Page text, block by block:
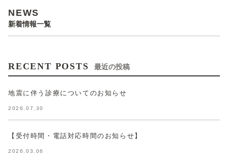
NEWS
新着情報一覧
RECENT POSTS 最近の投稿
地震に伴う診療についてのお知らせ
2026.07.30
【受付時間・電話対応時間のお知らせ】
2026.03.06